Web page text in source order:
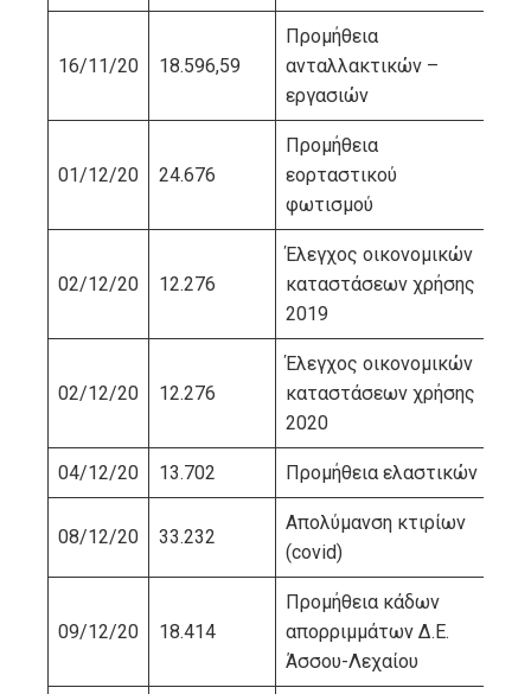
16/11/20 18.596,59
Προμήθεια
ανταλλακτικών –
εργασιών
01/12/20 24.676
Προμήθεια
εορταστικού
φωτισμού
02/12/20 12.276
Έλεγχος οικονομικών
καταστάσεων χρήσης
2019
02/12/20 12.276
Έλεγχος οικονομικών
καταστάσεων χρήσης
2020
04/12/20 13.702 Προμήθεια ελαστικών
08/12/20 33.232
Απολύμανση κτιρίων
(covid)
09/12/20 18.414
Προμήθεια κάδων
απορριμμάτων Δ.Ε.
Άσσου-Λεχαίου